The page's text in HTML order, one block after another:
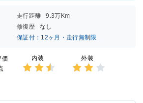
走行距離
9.3万Km
修復歴
なし
保証付：12ヶ月・走行無制限
価 内装 外装